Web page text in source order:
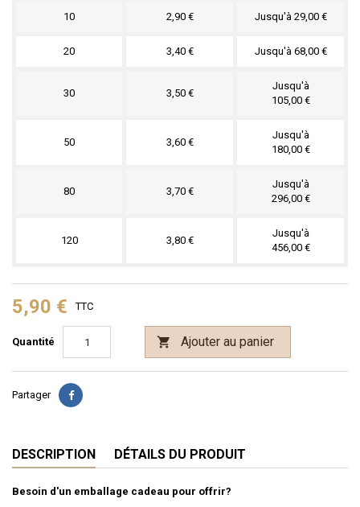
10 2,90 € Jusqu'à 29,00 €
20 3,40 € Jusqu'à 68,00 €
30 3,50 €
Jusqu'à
105,00 €
50 3,60 €
Jusqu'à
180,00 €
80 3,70 €
Jusqu'à
296,00 €
120 3,80 €
Jusqu'à
456,00 €
5,90 € TTC
Quantité  Ajouter au panier
Partager
DESCRIPTION DÉTAILS DU PRODUIT
Besoin d'un emballage cadeau pour offrir?